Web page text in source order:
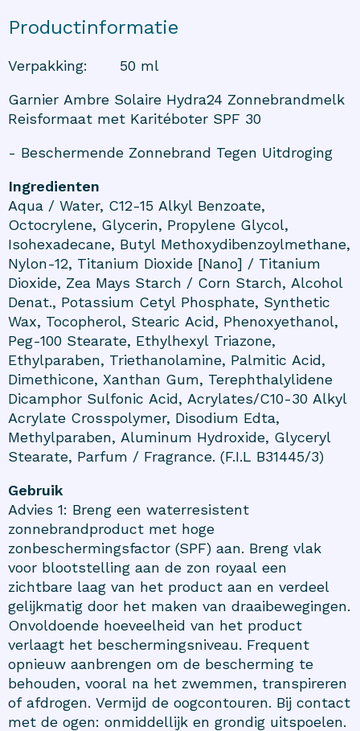
Productinformatie
Verpakking:
50 ml
Garnier Ambre Solaire Hydra24 Zonnebrandmelk
Reisformaat met Karitéboter SPF 30
- Beschermende Zonnebrand Tegen Uitdroging
Ingredienten
Aqua / Water, C12-15 Alkyl Benzoate,
Octocrylene, Glycerin, Propylene Glycol,
Isohexadecane, Butyl Methoxydibenzoylmethane,
Nylon-12, Titanium Dioxide [Nano] / Titanium
Dioxide, Zea Mays Starch / Corn Starch, Alcohol
Denat., Potassium Cetyl Phosphate, Synthetic
Wax, Tocopherol, Stearic Acid, Phenoxyethanol,
Peg-100 Stearate, Ethylhexyl Triazone,
Ethylparaben, Triethanolamine, Palmitic Acid,
Dimethicone, Xanthan Gum, Terephthalylidene
Dicamphor Sulfonic Acid, Acrylates/C10-30 Alkyl
Acrylate Crosspolymer, Disodium Edta,
Methylparaben, Aluminum Hydroxide, Glyceryl
Stearate, Parfum / Fragrance. (F.I.L B31445/3)
Gebruik
Advies 1: Breng een waterresistent
zonnebrandproduct met hoge
zonbeschermingsfactor (SPF) aan. Breng vlak
voor blootstelling aan de zon royaal een
zichtbare laag van het product aan en verdeel
gelijkmatig door het maken van draaibewegingen.
Onvoldoende hoeveelheid van het product
verlaagt het beschermingsniveau. Frequent
opnieuw aanbrengen om de bescherming te
behouden, vooral na het zwemmen, transpireren
of afdrogen. Vermijd de oogcontouren. Bij contact
met de ogen: onmiddellijk en grondig uitspoelen.